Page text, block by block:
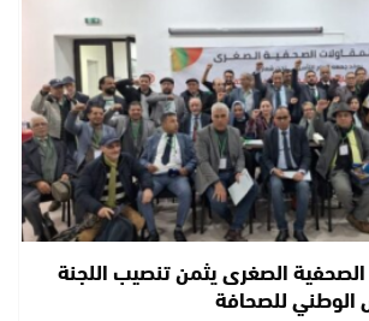
الصحفية الصغرى يثمن تنصيب اللجنة
الوطني للصحافة